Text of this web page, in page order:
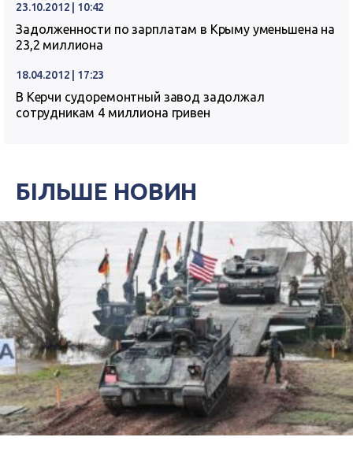
23.10.2012 | 10:42
Задолженности по зарплатам в Крыму уменьшена на
23,2 миллиона
18.04.2012 | 17:23
В Керчи судоремонтный завод задолжал
сотрудникам 4 миллиона гривен
БІЛЬШЕ НОВИН